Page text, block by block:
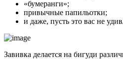
«бумеранги»;
привычные папильотки;
и даже, пусть это вас не
Завивка делается на бигуди